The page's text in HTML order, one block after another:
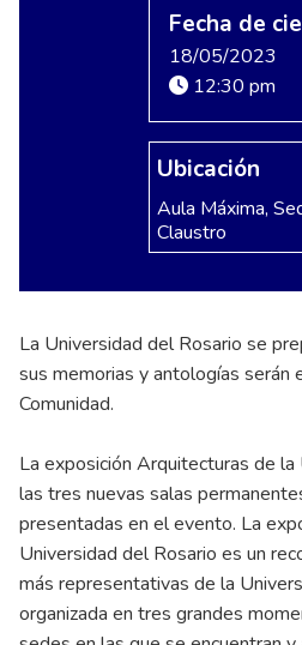
Fecha de
18/05/2023
12:30 pm
Ubicación
Aula Máxima,
Claustro
La Universidad del Rosario se
sus memorias y antologías serán
Comunidad.
La exposición Arquitecturas de
las tres nuevas salas
presentadas en el evento. La
Universidad del Rosario es un
más representativas de la
organizada en tres grandes